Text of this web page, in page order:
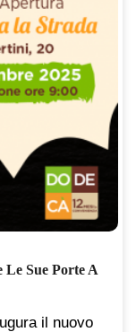
Le Sue Porte A
il nuovo